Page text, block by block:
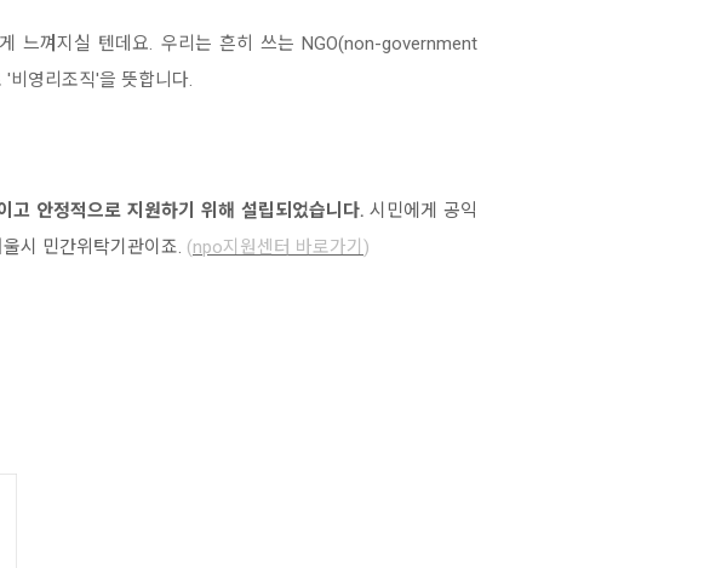
느껴지실 텐데요. 우리는 흔히 쓰는 NGO(non-government
영리조직'을 뜻합니다.
고 안정적으로 지원하기 위해 설립되었습니다. 시민에게 공익
시 민간위탁기관이죠. (npo지원센터 바로가기 )